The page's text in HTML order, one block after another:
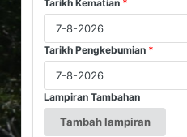
Tarikh Kematian *
Tarikh Pengkebumian *
Lampiran Tambahan